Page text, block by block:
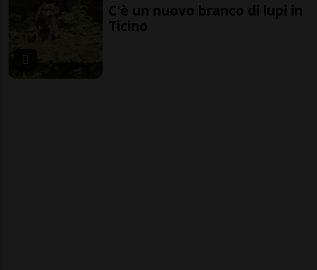
C'è un nuovo branco di lupi in
Ticino